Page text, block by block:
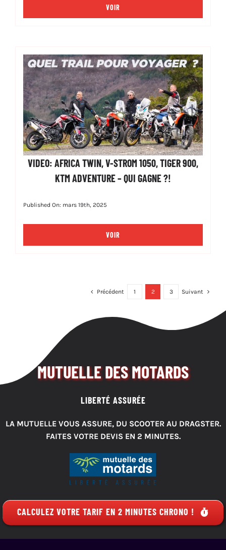
VOIR
VIDEO: AFRICA TWIN, V-STROM 1050, TIGER 900,
KTM ADVENTURE – QUI GAGNE ?!
Published On: mars 19th, 2025
VOIR
Précédent 1 2 3 Suivant
MUTUELLE DES MOTARDS
LIBERTÉ ASSURÉE
LA MUTUELLE VOUS ASSURE, DU SCOOTER AU DRAGSTER.
FAITES VOTRE DEVIS EN 2 MINUTES.
CALCULEZ VOTRE TARIF EN 2 MINUTES CHRONO !